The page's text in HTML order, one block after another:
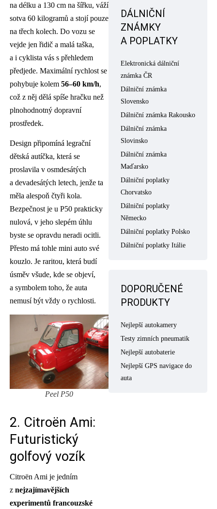
na délku a 130 cm na šířku, váží
sotva 60 kilogramů a stojí pouze
na třech kolech. Do vozu se
vejde jen řidič a malá taška,
a i cyklista vás s přehledem
předjede. Maximální rychlost se
pohybuje kolem 56–60 km/h,
což z něj dělá spíše hračku než
plnohodnotný dopravní
prostředek.
Design připomíná legrační
dětská autíčka, která se
proslavila v osmdesátých
a devadesátých letech, jenže ta
měla alespoň čtyři kola.
Bezpečnost je u P50 prakticky
nulová, v jeho slepém úhlu
byste se opravdu neradi ocitli.
Přesto má tohle mini auto své
kouzlo. Je raritou, která budí
úsměv všude, kde se objeví,
a symbolem toho, že auta
nemusí být vždy o rychlosti.
Peel P50
2. Citroën Ami:
Futuristický
golfový vozík
Citroën Ami je jedním
z nejzajímavějších
experimentů francouzské
DÁLNIČNÍ
ZNÁMKY
A POPLATKY
Elektronická dálniční
známka ČR
Dálniční známka
Slovensko
Dálniční známka Rakousko
Dálniční známka
Slovinsko
Dálniční známka
Maďarsko
Dálniční poplatky
Chorvatsko
Dálniční poplatky
Německo
Dálniční poplatky Polsko
Dálniční poplatky Itálie
DOPORUČENÉ
PRODUKTY
Nejlepší autokamery
Testy zimních pneumatik
Nejlepší autobaterie
Nejlepší GPS navigace do
auta